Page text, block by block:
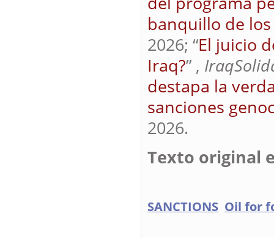
banquillo de
2026; “El juicio
Iraq?” ,
destapa la
sanciones
2026.
Texto original
SANCTIONS Oil for